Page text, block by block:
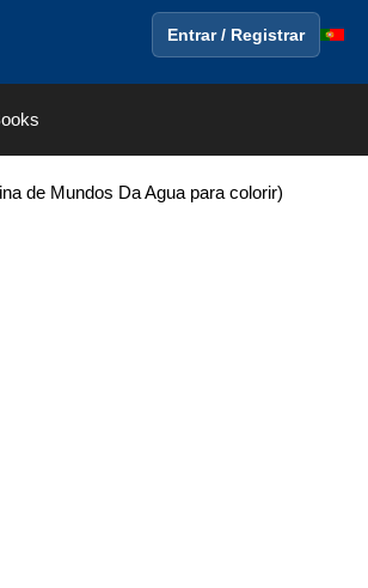
Entrar / Registrar
de Mundos Da Agua para colorir)